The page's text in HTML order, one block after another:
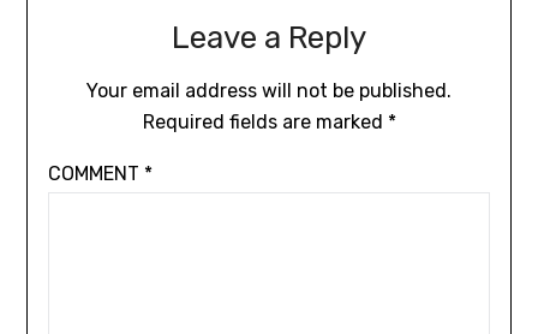
Leave a Reply
Your email address will not be published.
Required fields are marked *
COMMENT *